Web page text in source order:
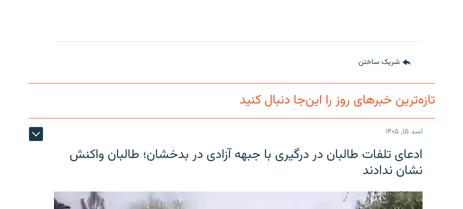
شریک ساختن
تازه‌ترین خبرهای روز را این‌جا دنبال کنید
اسد ۱۵, ۱۴۰۵
ادعای تلفات طالبان در درگیری با جبهه آزادی در بدخشان؛ طالبان واکنش
نشان ندادند